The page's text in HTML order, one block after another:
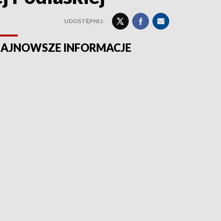
UDOSTĘPNIJ:
INFORMACJE